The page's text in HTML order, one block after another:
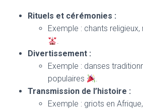
Rituels et cérémonies :
Exemple : chants
.
Divertissement :
Exemple : danses
populaires
.
Transmission de l’histoire :
Exemple : griots en